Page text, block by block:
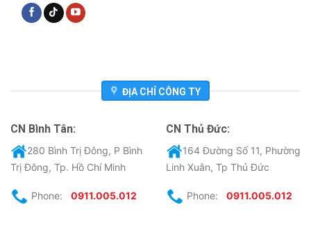
ĐỊA CHỈ CÔNG TY
CN Bình Tân:
280 Bình Trị Đông, P Bình
Trị Đông, Tp. Hồ Chí Minh
Phone: 0911.005.012
CN Thủ Đức:
164 Đường Số 11, Phường
Linh Xuân, Tp Thủ Đức
Phone: 0911.005.012